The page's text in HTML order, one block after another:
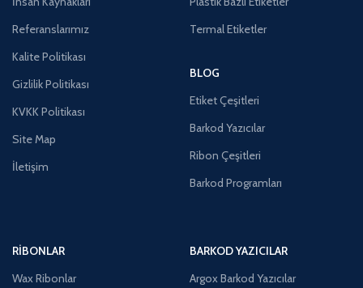
Referanslarımız
Kalite Politikası
Gizlilik Politikası
KVKK Politikası
Site Map
İletişim
Termal Etiketler
BLOG
Etiket Çeşitleri
Barkod Yazıcılar
Ribon Çeşitleri
Barkod Programları
RIBONLAR
Wax Ribonlar
BARKOD YAZICILAR
Argox Barkod Yazıcılar